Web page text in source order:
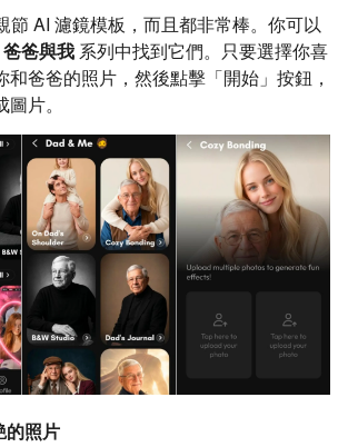
節 AI 濾鏡模板，而且都非常棒。你可以
爸爸與我 系列中找到它們。只要選擇你喜
和爸爸的照片，然後點擊「開始」按鈕，
片。
的照片